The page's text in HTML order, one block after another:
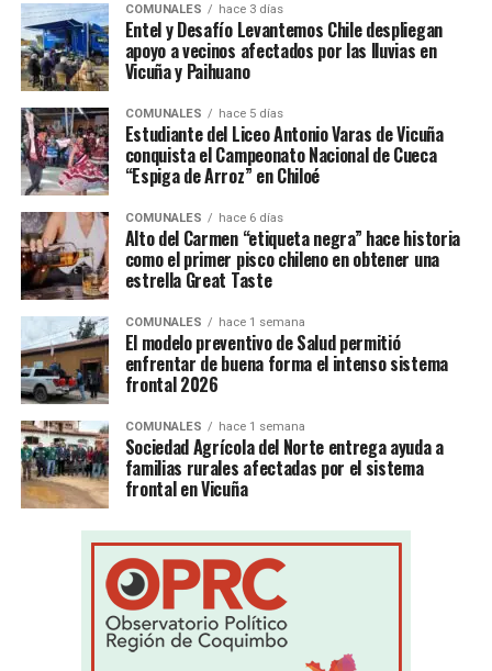
COMUNALES hace 3 días
Entel y Desafío Levantemos Chile despliegan
apoyo a vecinos afectados por las lluvias en
Vicuña y Paihuano
COMUNALES hace 5 días
Estudiante del Liceo Antonio Varas de Vicuña
conquista el Campeonato Nacional de Cueca
“Espiga de Arroz” en Chiloé
COMUNALES hace 6 días
Alto del Carmen “etiqueta negra” hace historia
como el primer pisco chileno en obtener una
estrella Great Taste
COMUNALES hace 1 semana
El modelo preventivo de Salud permitió
enfrentar de buena forma el intenso sistema
frontal 2026
COMUNALES hace 1 semana
Sociedad Agrícola del Norte entrega ayuda a
familias rurales afectadas por el sistema
frontal en Vicuña